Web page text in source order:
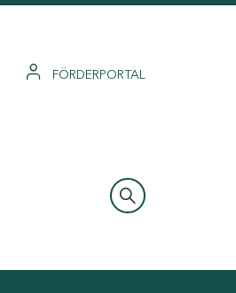
FÖRDERPORTAL